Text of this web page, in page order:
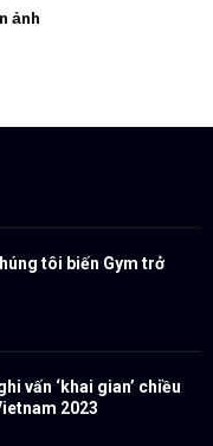
ảnh
tôi biến Gym trở
vấn ‘khai gian’ chiều
2023